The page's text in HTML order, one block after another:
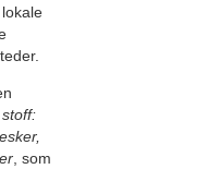
, som